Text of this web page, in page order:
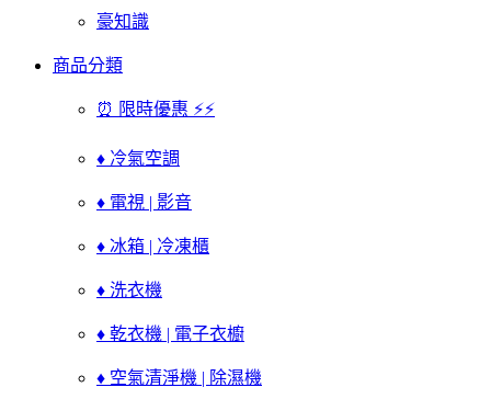
豪知識
商品分類
⏰ 限時優惠 ⚡⚡
♦ 冷氣空調
♦ 電視 | 影音
♦ 冰箱 | 冷凍櫃
♦ 洗衣機
♦ 乾衣機 | 電子衣櫥
♦ 空氣清淨機 | 除濕機